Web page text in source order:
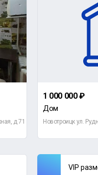
д 71
1 000 000 ₽
Дом
Новотроицк ул.
VIP